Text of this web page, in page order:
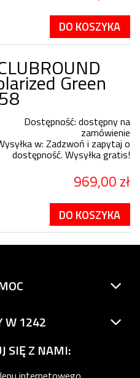
DO KOSZYKA
Green
Dostępność: dostępny na
zamówienie
w: Zadzwoń i zapytaj o
dostępność. Wysyłka gratis!
969,00 zł
DO KOSZYKA
W 1242
SIĘ Z NAMI: